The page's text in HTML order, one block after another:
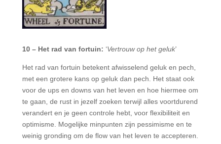
10 – Het rad van fortuin: ‘Vertrouw op het geluk’
Het rad van fortuin betekent afwisselend geluk en pech,
met een grotere kans op geluk dan pech. Het staat ook
voor de ups en downs van het leven en hoe hiermee om
te gaan, de rust in jezelf zoeken terwijl alles voortdurend
verandert en je geen controle hebt, voor flexibiliteit en
optimisme. Mogelijke minpunten zijn pessimisme en te
weinig gronding om de flow van het leven te accepteren.